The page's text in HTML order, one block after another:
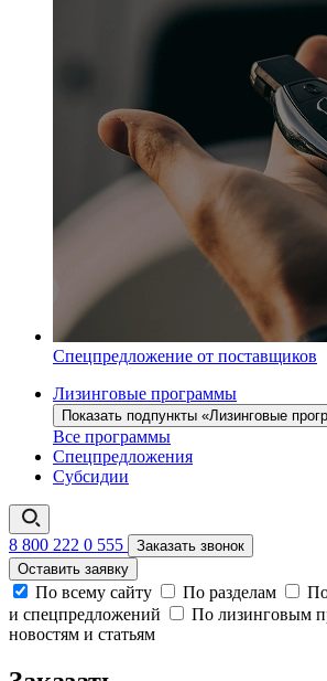
Спецпредложение от поставщиков
Лизинговые программы
Показать подпункты «Лизинговые
Все программы
Спецпредложения
Субсидии
8 800 222 0 555
Заказать звонок
Оставить заявку
По всему сайту По разделам
и спецпредложений
По лизинговым
новостям и статьям